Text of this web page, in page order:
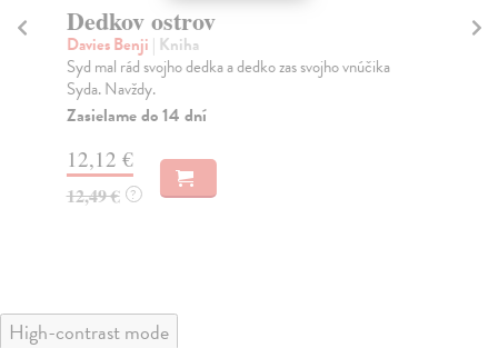
Dedkov ostrov
Davies Benji | Kniha
Syd mal rád svojho dedka a dedko zas svojho vnúčika
Syda. Navždy.
Zasielame do 14 dní
12,12 €
12,49 € ?
High-contrast mode